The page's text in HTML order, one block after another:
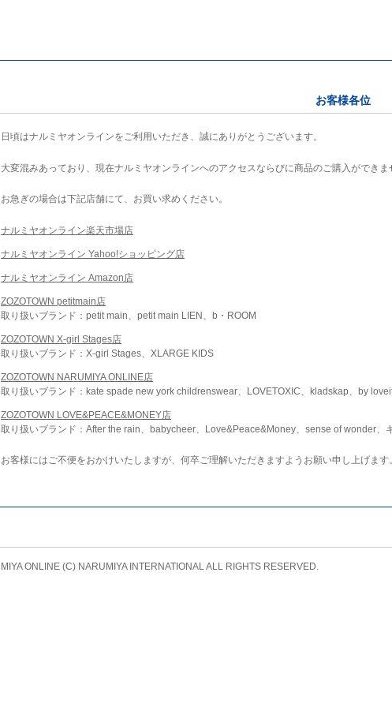
お客様各位
日頃はナルミヤオンラインをご利用いただき、誠にありがとうございます。
大変混みあっており、現在ナルミヤオンラインへのアクセスならびに商品のご購入ができま
お急ぎの場合は下記店舗にて、お買い求めください。
ナルミヤオンライン楽天市場店
ナルミヤオンライン Yahoo!ショッピング店
ナルミヤオンライン Amazon店
ZOZOTOWN petitmain店
取り扱いブランド：petit main、petit main LIEN、b・ROOM
ZOZOTOWN X-girl Stages店
取り扱いブランド：X-girl Stages、XLARGE KIDS
ZOZOTOWN NARUMIYA ONLINE店
取り扱いブランド：kate spade new york childrenswear、LOVETOXIC、kladskap、by
ZOZOTOWN LOVE&PEACE&MONEY店
取り扱いブランド：After the rain、babycheer、Love&Peace&Money、sense of wonder、
お客様にはご不便をおかけいたしますが、何卒ご理解いただきますようお願い申し上げます。